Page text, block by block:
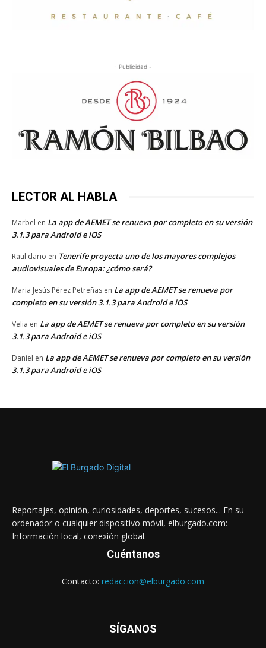
- Publicidad -
LECTOR AL HABLA
Marbel en La app de AEMET se renueva por completo en su versión
3.1.3 para Android e iOS
Raul dario en Tenerife proyecta uno de los mayores complejos
audiovisuales de Europa: ¿cómo será?
Maria Jesús Pérez Petreñas en La app de AEMET se renueva por
completo en su versión 3.1.3 para Android e iOS
Velia en La app de AEMET se renueva por completo en su versión
3.1.3 para Android e iOS
Daniel en La app de AEMET se renueva por completo en su versión
3.1.3 para Android e iOS
Reportajes, opinión, curiosidades, deportes, sucesos... En su
ordenador o cualquier dispositivo móvil, elburgado.com:
Información local, conexión global.
Cuéntanos
Contacto: redaccion@elburgado.com
SÍGANOS